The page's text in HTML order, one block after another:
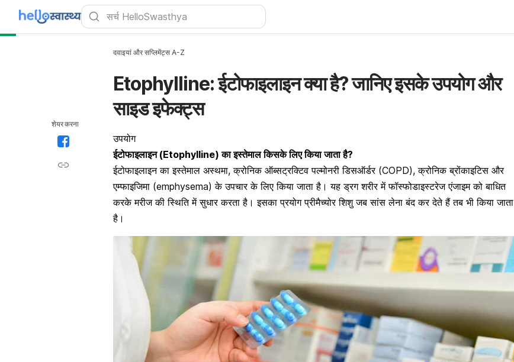
शेयर करना
दवाइयां और सप्लिमेंट्स A-Z
Etophylline: ईटोफाइलाइन क्या है? जानिए इसके उपयोग और
साइड इफेक्ट्स
उपयोग
ईटोफाइलाइन (Etophylline) का इस्तेमाल किसके लिए किया जाता है?
ईटोफाइलाइन का इस्तेमाल अस्थमा, क्रोनिक ऑब्सट्रक्टिव पल्मोनरी डिसऑर्डर (COPD), क्रोनिक ब्रोंकाइटिस और
एम्फाइजिमा (emphysema) के उपचार के लिए किया जाता है। यह ड्रग शरीर में फॉस्फोडाइस्टरेज एंजाइम को बाधित
करके मरीज की स्थिति में सुधार करता है। इसका प्रयोग प्रीमैच्योर शिशु जब सांस लेना बंद कर देते हैं तब भी किया जाता
है।